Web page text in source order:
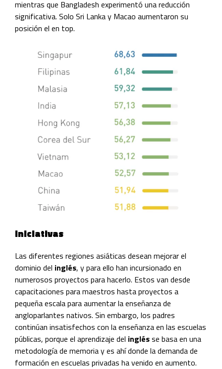
mientras que Bangladesh experimentó una reducción
significativa. Solo Sri Lanka y Macao aumentaron su
posición el en top.
Iniciativas
Las diferentes regiones asiáticas desean mejorar el
dominio del inglés, y para ello han incursionado en
numerosos proyectos para hacerlo. Estos van desde
capacitaciones para maestros hasta proyectos a
pequeña escala para aumentar la enseñanza de
angloparlantes nativos. Sin embargo, los padres
continúan insatisfechos con la enseñanza en las escuelas
públicas, porque el aprendizaje del inglésse basa en una
metodología de memoria y es ahí donde la demanda de
formación en escuelas privadas ha venido en aumento.